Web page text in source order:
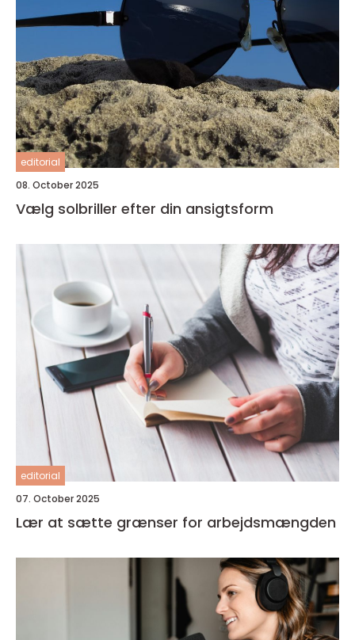
editorial
08. October 2025
Vælg solbriller efter din ansigtsform
editorial
07. October 2025
Lær at sætte grænser for arbejdsmængden